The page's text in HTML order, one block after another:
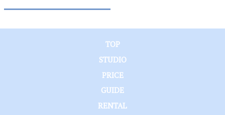
TOP
STUDIO
PRICE
GUIDE
RENTAL